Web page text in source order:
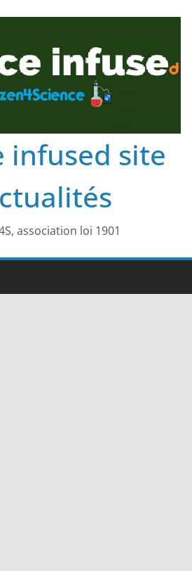
infused site
association loi 1901